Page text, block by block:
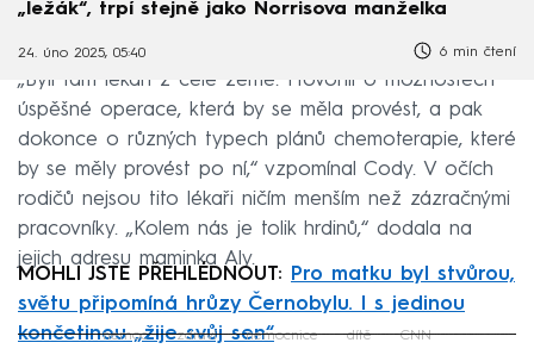
„ležák“, trpí stejně jako Norrisova manželka
24. úno 2025, 05:40 6 min čtení
„Byli tam lékaři z celé země. Hovořili o možnostech
úspěšné operace, která by se měla provést, a pak
dokonce o různých typech plánů chemoterapie, které
by se měly provést po ní,“ vzpomínal Cody. V očích
rodičů nejsou tito lékaři ničím menším než zázračnými
pracovníky. „Kolem nás je tolik hrdinů,“ dodala na
jejich adresu maminka Aly.
MOHLI JSTE PŘEHLÉDNOUT:
Pro matku byl stvůrou,
světu připomíná hrůzy Černobylu. I s jedinou
končetinou „žije svůj sen“
nemoc zdraví nemocnice dítě CNN